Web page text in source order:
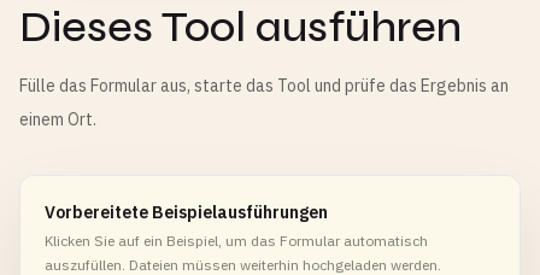
Dieses Tool ausführen
Fülle das Formular aus, starte das Tool und prüfe das Ergebnis an
einem Ort.
Vorbereitete Beispielausführungen
Klicken Sie auf ein Beispiel, um das Formular automatisch
auszufüllen. Dateien müssen weiterhin hochgeladen werden.